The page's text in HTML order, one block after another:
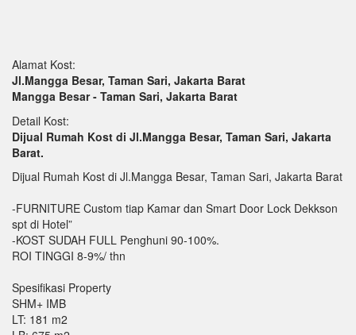
Alamat Kost:
Jl.Mangga Besar, Taman Sari, Jakarta Barat
Mangga Besar - Taman Sari, Jakarta Barat
Detail Kost:
Dijual Rumah Kost di Jl.Mangga Besar, Taman Sari, Jakarta
Barat.
Dijual Rumah Kost di Jl.Mangga Besar, Taman Sari, Jakarta Barat
-FURNITURE Custom tiap Kamar dan Smart Door Lock Dekkson
spt di Hotel”
-KOST SUDAH FULL Penghuni 90-100%.
ROI TINGGI 8-9%/ thn
Spesifikasi Property
SHM+ IMB
LT: 181 m2